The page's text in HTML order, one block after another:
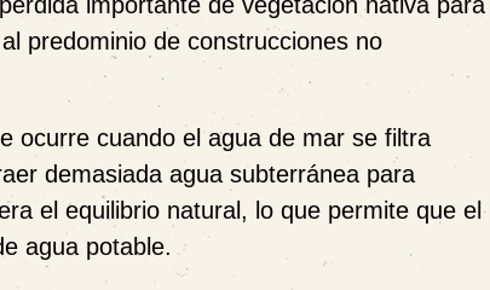
predominio de construcciones no
ocurre cuando el agua de mar se filtra
demasiada agua subterránea para
el equilibrio natural, lo que permite que el
agua potable.